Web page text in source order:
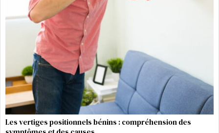
Les vertiges positionnels bénins : compréhension des